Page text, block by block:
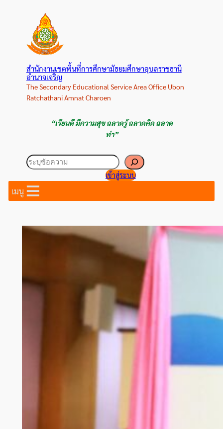
สำนักงานเขตพื้นที่การศึกษามัธยมศึกษาอุบลราชธานี
อำนาจเจริญ
The Secondary Educational Service Area Office Ubon
Ratchathani Amnat Charoen
“เรียนดี มีความสุข ฉลาดรู้ ฉลาดคิด ฉลาด
ทำ”
ค้นหา
เข้าสู่ระบบ
เมนู